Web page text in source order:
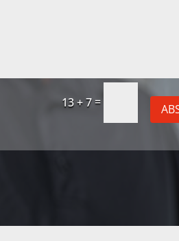
13 + 7=